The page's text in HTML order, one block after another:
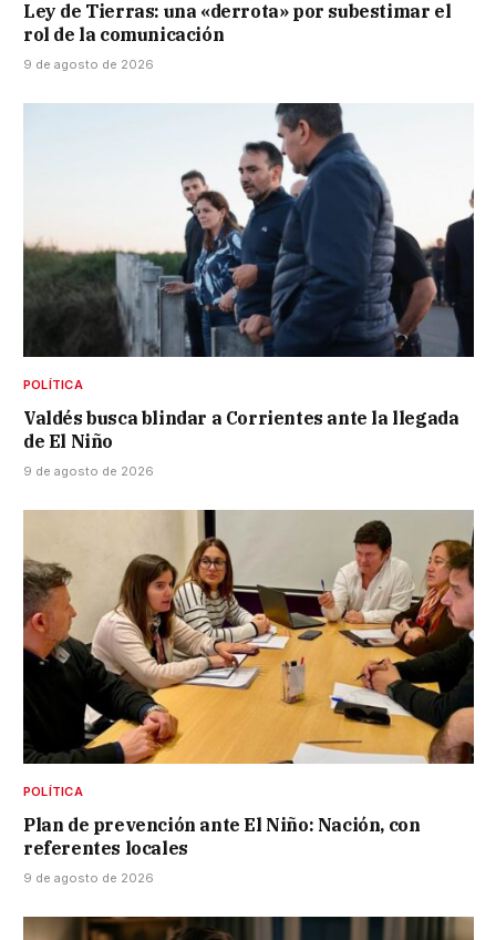
Ley de Tierras: una «derrota» por subestimar el
rol de la comunicación
9 de agosto de 2026
POLÍTICA
Valdés busca blindar a Corrientes ante la llegada
de El Niño
9 de agosto de 2026
POLÍTICA
Plan de prevención ante El Niño: Nación, con
referentes locales
9 de agosto de 2026